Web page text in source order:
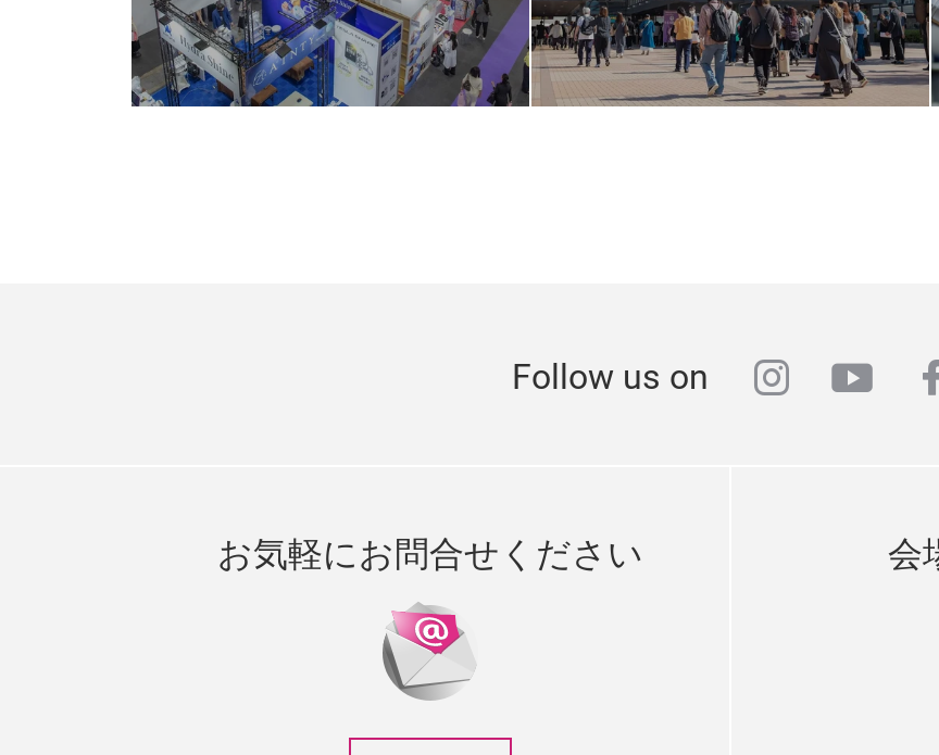
Follow us on
お気軽にお問合せください 会